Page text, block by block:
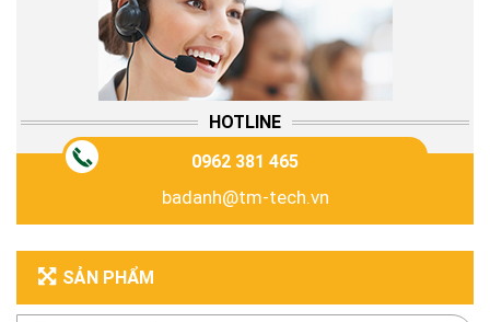
HOTLINE
0962 381 465
badanh@tm-tech.vn
SẢN PHẨM